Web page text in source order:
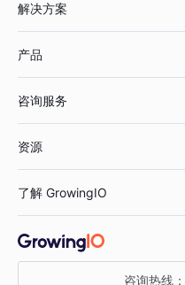
解决方案
鞋服行业
汽车行业
金融行业
产品
智能运营
获客分析
咨询服务
资源
增长公开课
了解 GrowingIO
关于 GrowingIO
咨询热线：